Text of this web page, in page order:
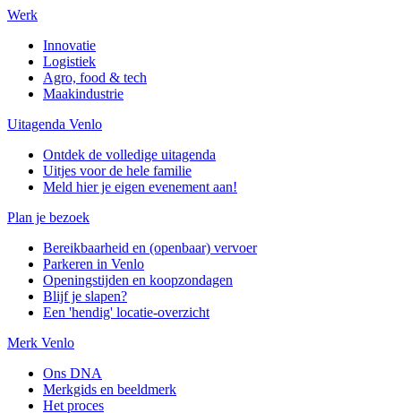
Werk
Innovatie
Logistiek
Agro, food & tech
Maakindustrie
Uitagenda Venlo
Ontdek de volledige uitagenda
Uitjes voor de hele familie
Meld hier je eigen evenement aan!
Plan je bezoek
Bereikbaarheid en (openbaar) vervoer
Parkeren in Venlo
Openingstijden en koopzondagen
Blijf je slapen?
Een 'hendig' locatie-overzicht
Merk Venlo
Ons DNA
Merkgids en beeldmerk
Het proces